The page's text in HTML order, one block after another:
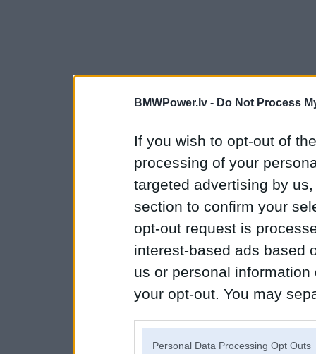
BMWPower.lv - Do Not Process
If you wish to opt-out of
processing of your
targeted advertising by
section to confirm your
opt-out request is
interest-based ads based
us or personal
your opt-out. You may
Personal Data Processing Opt Outs